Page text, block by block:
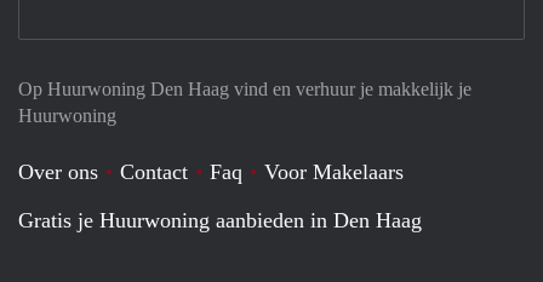
Op Huurwoning Den Haag vind en verhuur je makkelijk je
Huurwoning
Over ons Contact Faq
Voor Makelaars
Gratis je Huurwoning aanbieden in Den Haag